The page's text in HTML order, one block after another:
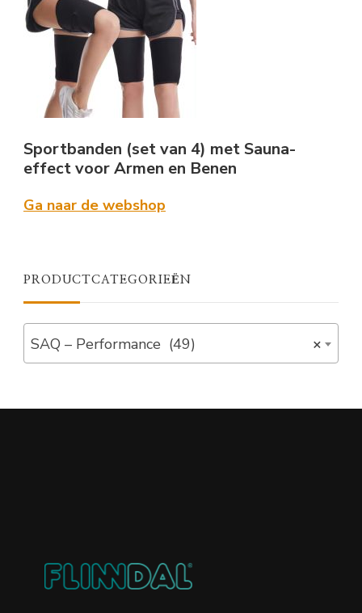
Sportbanden (set van 4) met Sauna-
effect voor Armen en Benen
Ga naar de webshop
PRODUCTCATEGORIEËN
×
SAQ – Performance (49)